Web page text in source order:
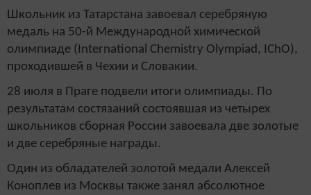
Школьник из Татарстана завоевал серебряную
медаль на 50-й Международной химической
олимпиаде (International Chemistry Olympiad, IChO),
проходившей в Чехии и Словакии.
28 июля в Праге подвели итоги олимпиады. По
результатам состязаний состоявшая из четырех
школьников сборная России завоевала две золотые
и две серебряные награды.
Один из обладателей золотой медали Алексей
Коноплев из Москвы также занял абсолютное